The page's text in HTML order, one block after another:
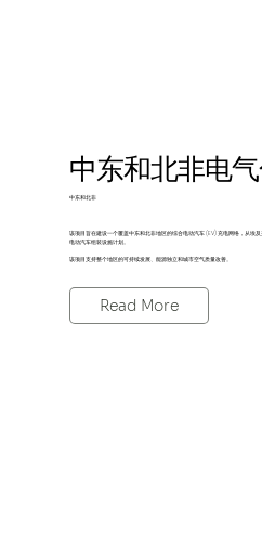
中东和北非电
中东和北非
该项目旨在建设一个覆盖中东和北非地区的综合电动汽车 (EV) 充电网络，从埃
电动汽车组装设施计划。
该项目支持整个地区的可持续发展、能源独立和城市空气质量改善。
Read More